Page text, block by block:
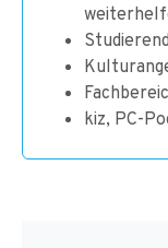
kiz, PC-